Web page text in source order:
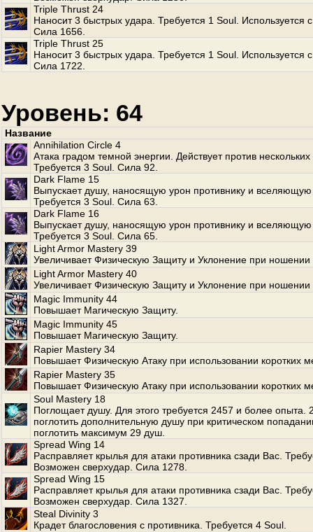
Triple Thrust 24
Наносит 3 быстрых удара. Требуется 1 Soul. Используется
Сила 1656.
Triple Thrust 25
Наносит 3 быстрых удара. Требуется 1 Soul. Используется
Сила 1722.
Уровень: 64
Название
Annihilation Circle 4
Атака градом темной энергии. Действует против
Требуется 3 Soul. Сила 92.
Dark Flame 15
Выпускает душу, наносящую урон противнику и вселяющую
Требуется 3 Soul. Сила 63.
Dark Flame 16
Выпускает душу, наносящую урон противнику и вселяющую
Требуется 3 Soul. Сила 65.
Light Armor Mastery 39
Увеличивает Физическую Защиту и Уклонение при ношении
Light Armor Mastery 40
Увеличивает Физическую Защиту и Уклонение при ношении
Magic Immunity 44
Повышает Магическую Защиту.
Magic Immunity 45
Повышает Магическую Защиту.
Rapier Mastery 34
Повышает Физическую Атаку при использовании коротких
Rapier Mastery 35
Повышает Физическую Атаку при использовании коротких
Soul Mastery 18
Поглощает душу. Для этого требуется 2457 и более опыта.
поглотить дополнительную душу при критическом
поглотить максимум 29 душ.
Spread Wing 14
Расправляет крылья для атаки противника сзади Вас.
Возможен сверхудар. Сила 1278.
Spread Wing 15
Расправляет крылья для атаки противника сзади Вас.
Возможен сверхудар. Сила 1327.
Steal Divinity 3
Крадет благословения с противника. Требуется 4 Soul.